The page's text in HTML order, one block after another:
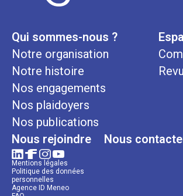
Qui sommes-nous ?
Notre organisation
Notre histoire
Nos engagements
Nos plaidoyers
Nos publications
Nous rejoindre Nous
Mentions légales
Politique des données
personnelles
Agence ID Meneo